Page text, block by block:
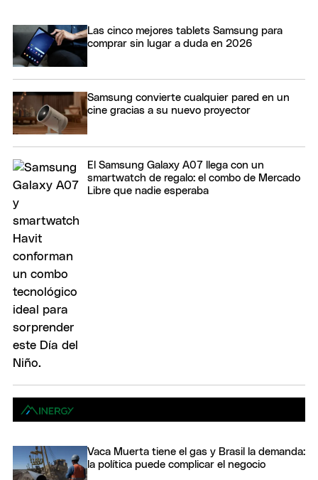
Las cinco mejores tablets Samsung para
comprar sin lugar a duda en 2026
Samsung convierte cualquier pared en un
cine gracias a su nuevo proyector
El Samsung Galaxy A07 llega con un
smartwatch de regalo: el combo de Mercado
Libre que nadie esperaba
Vaca Muerta tiene el gas y Brasil la demanda:
la política puede complicar el negocio